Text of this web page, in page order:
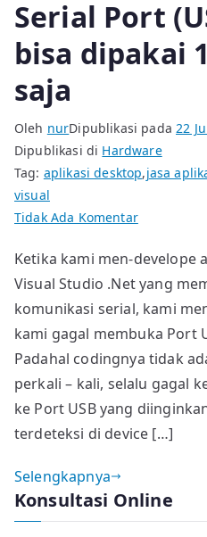
Serial Port
bisa dipakai
saja
Oleh nurDipublikasi pada22
Dipublikasi di Hardware
Tag: aplikasi desktop,jasa
visual
Tidak Ada Komentarpada
Port
(USB)
hanya
bisa
dipakai
aplikasi
saja
Ketika kami men-develope
Visual Studio .Net yang
komunikasi serial, kami
kami gagal membuka Port
Padahal codingnya tidak
perkali – kali, selalu gagal
ke Port USB yang
terdeteksi di device […]
Selengkapnya
Konsultasi Online